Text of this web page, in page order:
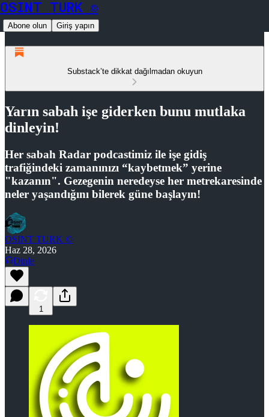
OSINT TURK ©
Abone olun Giriş yapın
Substack’te dikkat dağılmadan okuyun
Yarın sabah işe giderken bunu mutlaka
dinleyin!
Her sabah Radar podcastimiz ile işe gidiş
trafiğindeki zamanınızı “kaybetmek” yerine
"kazanın". Gezegenin neredeyse her metrekaresinde
neler yaşandığını bilerek güne başlayın!
OSINT TURK ©
Haz 28, 2026
Dinle
1